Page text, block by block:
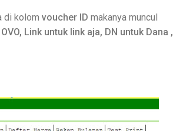
di kolom voucher ID makanya muncul
Link untuk link aja, DN untuk Dana ,